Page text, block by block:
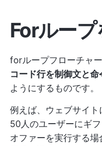
Forルー
forループフローチャ
コード行を制御文と命
ようにするものです。
例えば、ウェブサイ
50人のユーザーにギ
オファーを実行する